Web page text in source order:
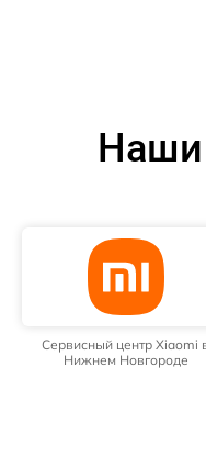
Наши
Сервисный центр Honor в
Нижнем Новгороде